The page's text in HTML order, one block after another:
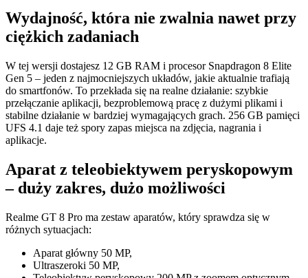
Wydajność, która nie zwalnia nawet przy
ciężkich zadaniach
W tej wersji dostajesz 12 GB RAM i procesor Snapdragon 8 Elite
Gen 5 – jeden z najmocniejszych układów, jakie aktualnie trafiają
do smartfonów. To przekłada się na realne działanie: szybkie
przełączanie aplikacji, bezproblemową pracę z dużymi plikami i
stabilne działanie w bardziej wymagających grach. 256 GB pamięci
UFS 4.1 daje też spory zapas miejsca na zdjęcia, nagrania i
aplikacje.
Aparat z teleobiektywem peryskopowym
– duży zakres, dużo możliwości
Realme GT 8 Pro ma zestaw aparatów, który sprawdza się w
różnych sytuacjach:
Aparat główny 50 MP,
Ultraszeroki 50 MP,